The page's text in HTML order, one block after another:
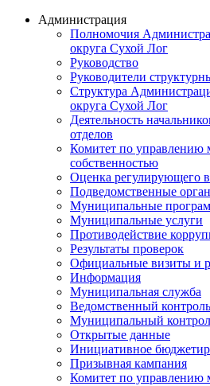
Администрация
Полномочия
округа Сухой Лог
Руководство
Руководители
Структура
округа Сухой Лог
Деятельность
отделов
Комитет по управлению
собственностью
Оценка регулирующего
Подведомственные
Муниципальные
Муниципальные услуги
Противодействие
Результаты проверок
Официальные визиты и
Информация
Муниципальная служба
Ведомственный контроль
Муниципальный
Открытые данные
Инициативное
Призывная кампания
Комитет по